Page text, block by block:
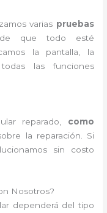
varias pruebas
de que todo esté
la pantalla, la
las funciones
reparado, como
la reparación. Si
sin costo
Nosotros?
dependerá del tipo